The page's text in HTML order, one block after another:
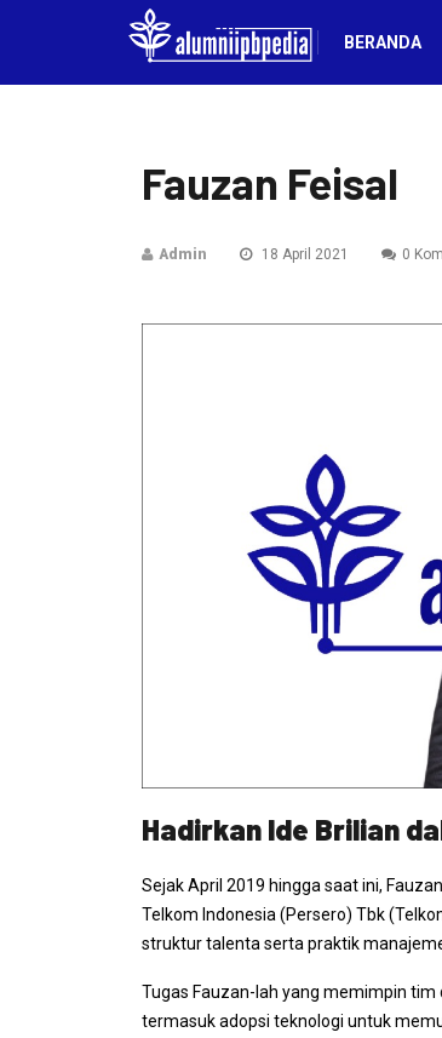
BERANDA
Fauzan Feisal
Admin 18 April 2021 0
Hadirkan Ide Brilian
Sejak April 2019 hingga saat ini,
Telkom Indonesia (Persero) Tbk
struktur talenta serta praktik
Tugas Fauzan-lah yang memimpin
termasuk adopsi teknologi untuk